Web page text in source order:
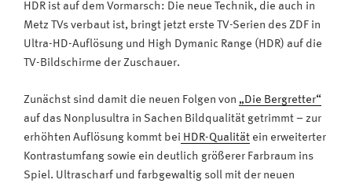
HDR ist auf dem Vormarsch: Die neue Technik, die auch in
Metz TVs verbaut ist, bringt jetzt erste TV-Serien des ZDF in
Ultra-HD-Auflösung und High Dymanic Range (HDR) auf die
TV-Bildschirme der Zuschauer.
Zunächst sind damit die neuen Folgen von „Die Bergretter“
auf das Nonplusultra in Sachen Bildqualität getrimmt – zur
erhöhten Auflösung kommt bei HDR-Qualität ein erweiterter
Kontrastumfang sowie ein deutlich größerer Farbraum ins
Spiel. Ultrascharf und farbgewaltig soll mit der neuen